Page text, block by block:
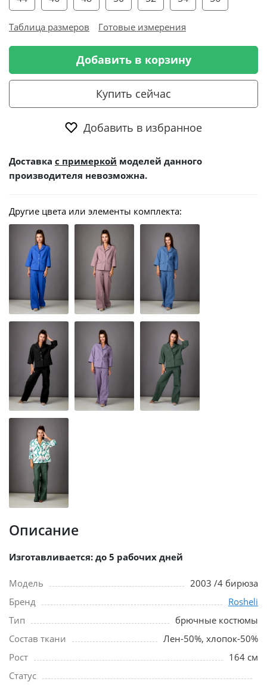
Таблица размеров Готовые измерения
Добавить в корзину
Купить сейчас
Добавить в избранное
Доставка с примеркой моделей данного
производителя невозможна.
Другие цвета или элементы комплекта:
Описание
Изготавливается: до 5 рабочих дней
Модель
2003 /4 бирюза
Бренд
Rosheli
Тип
брючные костюмы
Состав ткани
Лен-50%, хлопок-50%
Рост
164 см
Статус